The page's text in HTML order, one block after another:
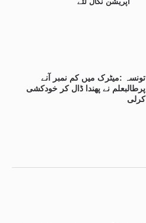
تونسہ :میٹرک میں کم نمبر آنے
پرطالبعلم نے پھندا ڈال کر خودکشی
کرلی